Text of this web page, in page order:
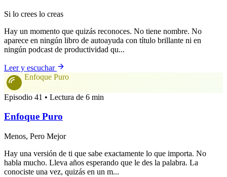
Si lo crees lo creas
Hay un momento que quizás reconoces. No tiene nombre. No
aparece en ningún libro de autoayuda con título brillante ni en
ningún podcast de productividad qu...
Leer y escuchar
Enfoque Puro
Episodio 41 • Lectura de 6 min
Enfoque Puro
Menos, Pero Mejor
Hay una versión de ti que sabe exactamente lo que importa. No
habla mucho. Lleva años esperando que le des la palabra. La
conociste una vez, quizás en un m...